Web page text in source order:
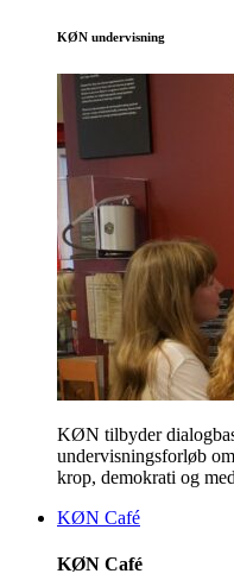
KØN undervisning
KØN tilbyder
undervisningsforløb
krop, demokrati og
KØN Café
KØN Café